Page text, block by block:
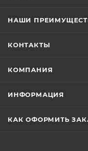
НАШИ
КОНТАКТЫ
КОМПАНИЯ
ИНФОРМАЦИЯ
КАК ОФОРМИТЬ